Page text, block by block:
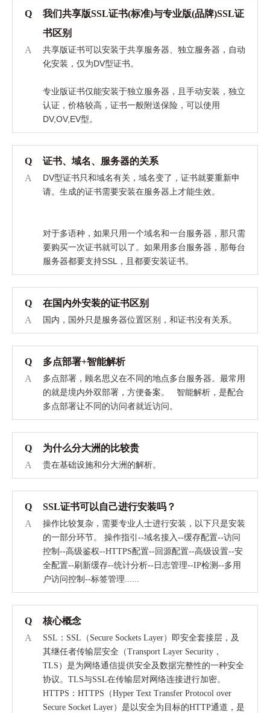
Q
我们共享版SSL证书(标准)与专业版(品牌)SSL证
书区别
A
共享版证书可以安装于共享服务器、独立服务器，自动
化安装，仅为DV型证书。
专业版证书仅能安装于独立服务器，且手动安装，独立
认证，价格较高，证书一般附送保险，可以使用
DV,OV,EV型。
Q
证书、域名、服务器的关系
A
DV型证书只和域名有关，域名变了，证书就要重新申
请。生成的证书需要安装在服务器上才能生效。
对于多语种，如果只用一个域名和一台服务器，那只需
要购买一次证书就可以了。如果用多台服务器，那每台
服务器都要支持SSL，且都要安装证书。
Q
在国内外安装的证书区别
A
国内，国外只是服务器位置区别，和证书没有关系。
Q
多点部署+智能解析
A
多点部署，顾名思义在不同的地点多台服务器。最常用
的就是境内外双部署，方便备案。 智能解析，是配合
多点部署让不同的访问者就近访问。
Q
为什么分大洲的比较贵
A
贵在基础设施和分大洲的解析。
Q
SSL证书可以自己进行安装吗？
A
操作比较复杂，需要专业人士进行安装，以下只是安装
的一部分环节。 操作指引--域名接入--缓存配置--访问
控制--高级鉴权--HTTPS配置--回源配置--高级设置--安
全配置--刷新缓存--统计分析--日志管理--IP检测--多用
户访问控制--标签管理......
Q
核心概念
A
SSL：SSL（Secure Sockets Layer）即安全套接层，及
其继任者传输层安全（Transport Layer Security，
TLS）是为网络通信提供安全及数据完整性的一种安全
协议。TLS与SSL在传输层对网络连接进行加密。
HTTPS：HTTPS（Hyper Text Transfer Protocol over
Secure Socket Layer）是以安全为目标的HTTP通道，是